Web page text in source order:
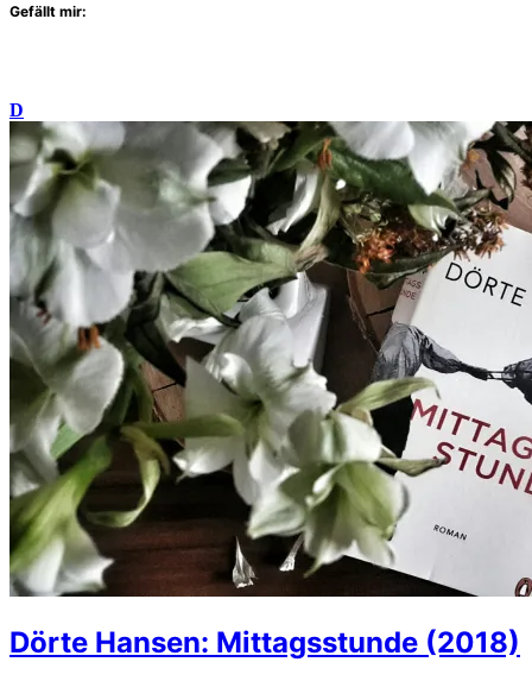
Gefällt mir:
D
Dörte Hansen: Mittagsstunde (2018)